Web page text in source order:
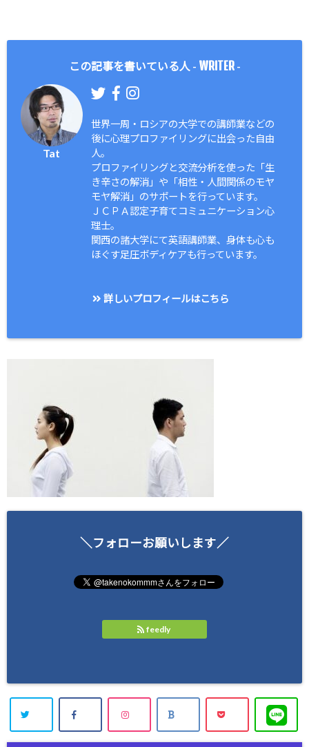
この記事を書いている人 - WRITER-
Tat
世界一周・ロシアの大学での講師業などの
後に心理プロファイリングに出会った自由
人。
プロファイリングと交流分析を使った「生
き辛さの解消」や「相性・人間関係のモヤ
モヤ解消」のサポートを行っています。
ＪＣＰＡ認定子育てコミュニケーション心
理士。
関西の諸大学にて英語講師業、身体も心も
ほぐす足圧ボディケアも行っています。
詳しいプロフィールはこちら
＼フォローお願いします／
feedly